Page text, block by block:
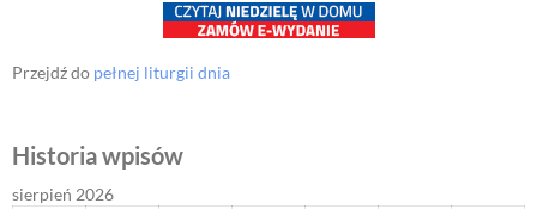
Przejdź do pełnej liturgii dnia
Historia wpisów
sierpień 2026